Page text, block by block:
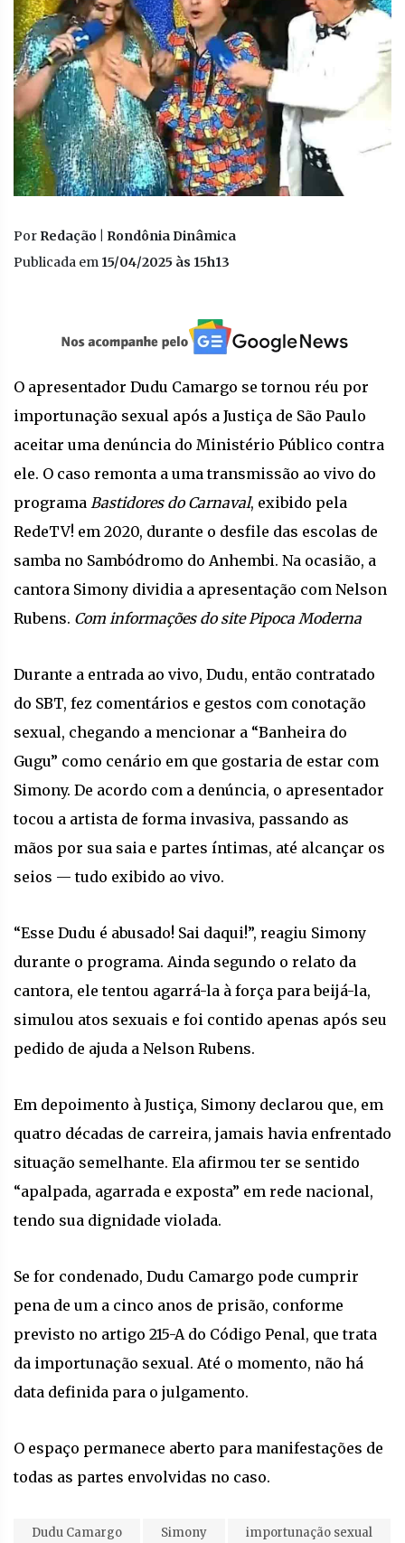
Por Redação | Rondônia Dinâmica
Publicada em 15/04/2025 às 15h13
O apresentador Dudu Camargo se tornou réu por
importunação sexual após a Justiça de São Paulo
aceitar uma denúncia do Ministério Público contra
ele. O caso remonta a uma transmissão ao vivo do
programa Bastidores do Carnaval, exibido pela
RedeTV! em 2020, durante o desfile das escolas de
samba no Sambódromo do Anhembi. Na ocasião, a
cantora Simony dividia a apresentação com Nelson
Rubens. Com informações do site Pipoca Moderna
Durante a entrada ao vivo, Dudu, então contratado
do SBT, fez comentários e gestos com conotação
sexual, chegando a mencionar a “Banheira do
Gugu” como cenário em que gostaria de estar com
Simony. De acordo com a denúncia, o apresentador
tocou a artista de forma invasiva, passando as
mãos por sua saia e partes íntimas, até alcançar os
seios — tudo exibido ao vivo.
“Esse Dudu é abusado! Sai daqui!”, reagiu Simony
durante o programa. Ainda segundo o relato da
cantora, ele tentou agarrá-la à força para beijá-la,
simulou atos sexuais e foi contido apenas após seu
pedido de ajuda a Nelson Rubens.
Em depoimento à Justiça, Simony declarou que, em
quatro décadas de carreira, jamais havia enfrentado
situação semelhante. Ela afirmou ter se sentido
“apalpada, agarrada e exposta” em rede nacional,
tendo sua dignidade violada.
Se for condenado, Dudu Camargo pode cumprir
pena de um a cinco anos de prisão, conforme
previsto no artigo 215-A do Código Penal, que trata
da importunação sexual. Até o momento, não há
data definida para o julgamento.
O espaço permanece aberto para manifestações de
todas as partes envolvidas no caso.
Dudu Camargo Simony importunação sexual